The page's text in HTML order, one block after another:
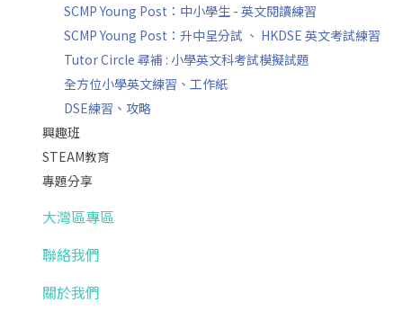
SCMP Young Post：中小學生 - 英文閱讀練習
SCMP Young Post：升中呈分試 、 HKDSE 英文考試練習
Tutor Circle 尋補 : 小學英文科考試模擬試題
全方位小學英文練習、工作紙
DSE練習、攻略
興趣班
STEAM教育
專題分享
大灣區專區
聯絡我們
關於我們